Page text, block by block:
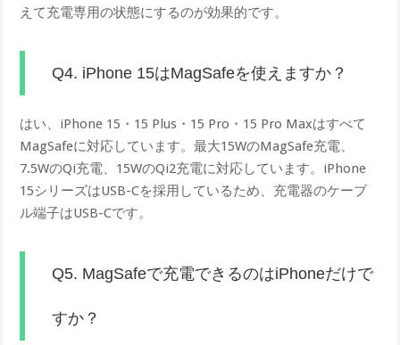
えて充電専用の状態にするのが効果的です。
Q4. iPhone 15はMagSafeを使えますか？
はい、iPhone 15・15 Plus・15 Pro・15 Pro Maxはすべて
MagSafeに対応しています。最大15WのMagSafe充電、
7.5WのQi充電、15WのQi2充電に対応しています。iPhone
15シリーズはUSB-Cを採用しているため、充電器のケーブ
ル端子はUSB-Cです。
Q5. MagSafeで充電できるのはiPhoneだけで
すか？